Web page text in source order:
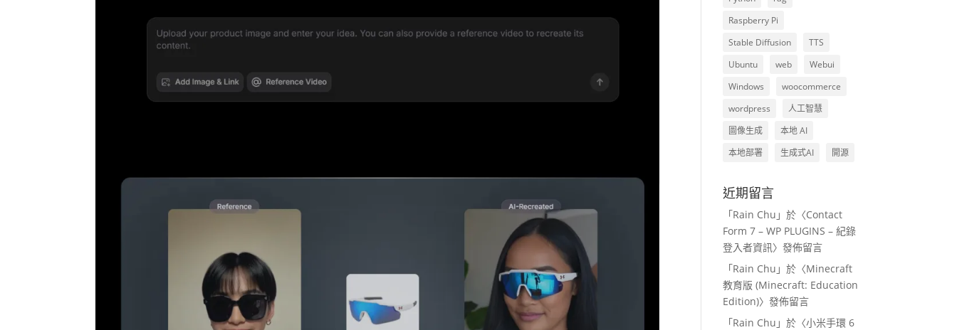
Raspberry Pi
Stable Diffusion
TTS
Ubuntu
web
Webui
Windows
woocommerce
wordpress
人工智慧
圖像生成
本地 AI
本地部署
生成式AI 開源
近期留言
「Rain Chu 」於〈Contact
Form 7 – WP PLUGINS – 紀錄
登入者資訊〉發佈留言
「Rain Chu 」於〈Minecraft
教育版 (Minecraft: Education
Edition)〉發佈留言
「Rain Chu 」於〈小米手環 6